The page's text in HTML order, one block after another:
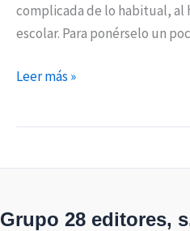
complicada de lo habitual, al
escolar. Para ponérselo un
Leer más »
Grupo 28 editores,